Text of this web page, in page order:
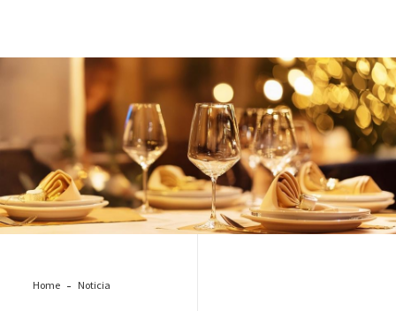
Desde Valencia Para Valencia
Home Noticia